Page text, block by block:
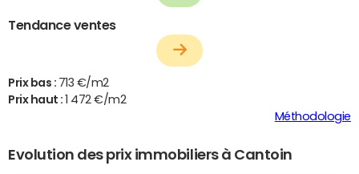
Tendance ventes
Prix bas : 713 €/m2
Prix haut :
1 472 €/m2
Méthodologie
Evolution des prix immobiliers à Cantoin